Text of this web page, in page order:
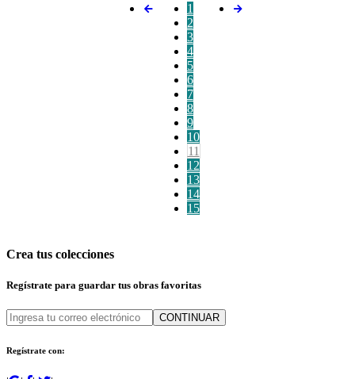
1
2
3
4
5
6
7
8
9
10
11
12
13
14
15
Crea tus colecciones
Regístrate para guardar tus obras favoritas
CONTINUAR
Regístrate con: